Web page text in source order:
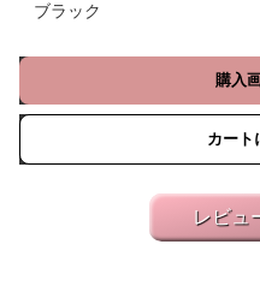
ブラック
購入
カート
レビュ